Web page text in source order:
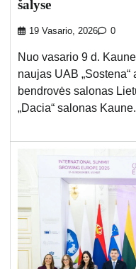
šalyse
19 Vasario, 2026 0
Nuo vasario 9 d.
naujas UAB
bendrovės salonas
„Dacia“ salonas